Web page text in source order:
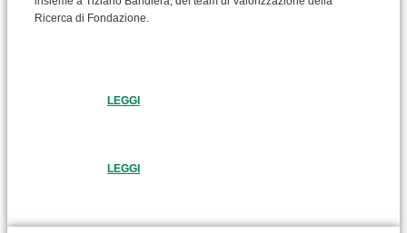
Ricerca di Fondazione.
LEGGI
LEGGI